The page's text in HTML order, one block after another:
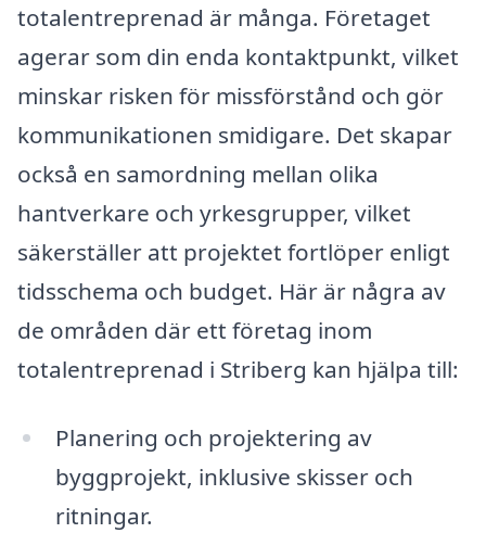
totalentreprenad är många. Företaget
agerar som din enda kontaktpunkt, vilket
minskar risken för missförstånd och gör
kommunikationen smidigare. Det skapar
också en samordning mellan olika
hantverkare och yrkesgrupper, vilket
säkerställer att projektet fortlöper enligt
tidsschema och budget. Här är några av
de områden där ett företag inom
totalentreprenad i Striberg kan hjälpa till:
Planering och projektering av
byggprojekt, inklusive skisser och
ritningar.